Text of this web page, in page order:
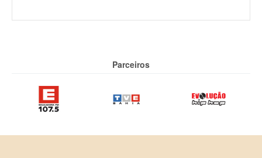
Parceiros